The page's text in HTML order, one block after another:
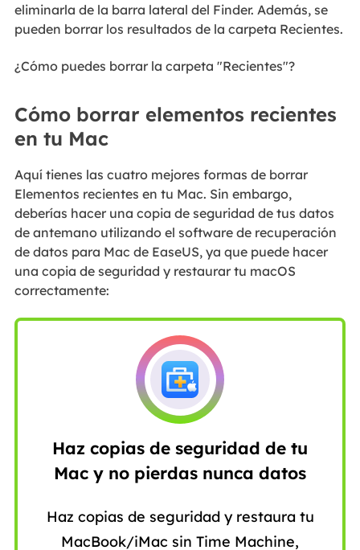
eliminarla de la barra lateral del Finder. Además, se
pueden borrar los resultados de la carpeta Recientes.
¿Cómo puedes borrar la carpeta "Recientes"?
Cómo borrar elementos recientes
en tu Mac
Aquí tienes las cuatro mejores formas de borrar
Elementos recientes en tu Mac. Sin embargo,
deberías hacer una copia de seguridad de tus datos
de antemano utilizando el software de recuperación
de datos para Mac de EaseUS, ya que puede hacer
una copia de seguridad y restaurar tu macOS
correctamente:
Haz copias de seguridad de tu
Mac y no pierdas nunca datos
Haz copias de seguridad y restaura tu
MacBook/iMac sin Time Machine,